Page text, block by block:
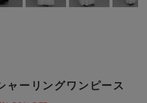
ャーリングワンピース